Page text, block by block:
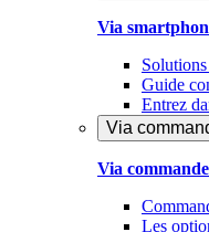
Via
Guide
Entrez
Via
Via
Les